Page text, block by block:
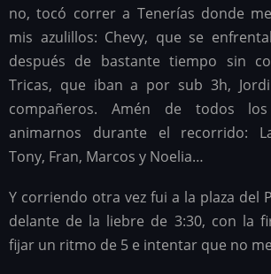
no, tocó correr a Tenerías donde
mis azulillos: Chevy, que se
después de bastante tiempo sin
Tricas, que iban a por sub 3h,
compañeros. Amén de todos
animarnos durante el recorrido:
Tony, Fran, Marcos y Noelia…
Y corriendo otra vez fui a la plaza del
delante de la liebre de 3:30, con la
fijar un ritmo de 5 e intentar que no